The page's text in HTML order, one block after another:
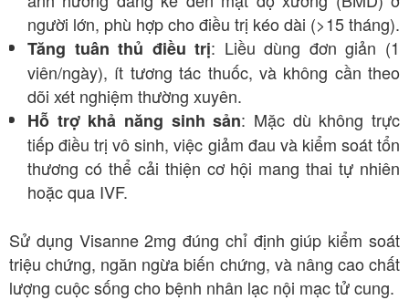
người lớn, phù hợp cho điều trị kéo dài (>15 tháng).
Tăng tuân thủ điều trị: Liều dùng đơn giản (1
viên/ngày), ít tương tác thuốc, và không cần theo
dõi xét nghiệm thường xuyên.
Hỗ trợ khả năng sinh sản: Mặc dù không trực
tiếp điều trị vô sinh, việc giảm đau và kiểm soát tổn
thương có thể cải thiện cơ hội mang thai tự nhiên
hoặc qua IVF.
Sử dụng Visanne 2mg đúng chỉ định giúp kiểm soát
triệu chứng, ngăn ngừa biến chứng, và nâng cao chất
lượng cuộc sống cho bệnh nhân lạc nội mạc tử cung.